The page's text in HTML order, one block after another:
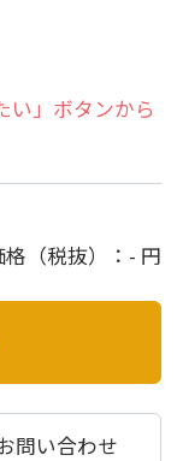
い」ボタンから
（税抜）： - 円
問い合わせ